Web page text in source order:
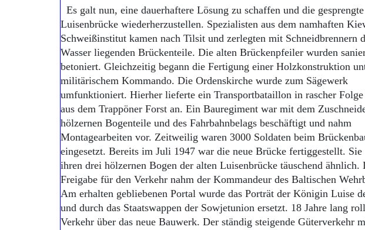
Es galt nun, eine dauerhaftere Lösung zu schaffen und die gesprengte
Luisenbrücke wiederherzustellen. Spezialisten aus dem namhaften
Schweißinstitut kamen nach Tilsit und zerlegten mit Schneidbrennern
Wasser liegenden Brückenteile. Die alten Brückenpfeiler wurden
betoniert. Gleichzeitig begann die Fertigung einer Holzkonstruktion
militärischem Kommando. Die Ordenskirche wurde zum Sägewerk
umfunktioniert. Hierher lieferte ein Transportbataillon in rascher
aus dem Trappöner Forst an. Ein Bauregiment war mit dem
hölzernen Bogenteile und des Fahrbahnbelags beschäftigt und nahm
Montagearbeiten vor. Zeitweilig waren 3000 Soldaten beim
eingesetzt. Bereits im Juli 1947 war die neue Brücke fertiggestellt. Sie
ihren drei hölzernen Bogen der alten Luisenbrücke täuschend ähnlich.
Freigabe für den Verkehr nahm der Kommandeur des Baltischen
Am erhalten gebliebenen Portal wurde das Porträt der Königin Luise
und durch das Staatswappen der Sowjetunion ersetzt. 18 Jahre lang
Verkehr über das neue Bauwerk. Der ständig steigende Güterverkehr